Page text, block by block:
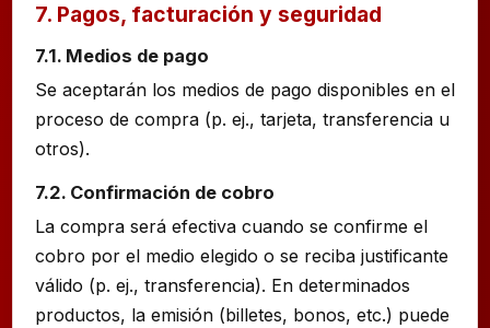
7. Pagos, facturación y seguridad
7.1. Medios de pago
Se aceptarán los medios de pago disponibles en el
proceso de compra (p. ej., tarjeta, transferencia u
otros).
7.2. Confirmación de cobro
La compra será efectiva cuando se confirme el
cobro por el medio elegido o se reciba justificante
válido (p. ej., transferencia). En determinados
productos, la emisión (billetes, bonos, etc.) puede